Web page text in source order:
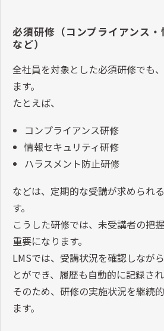
必須研修（コンプライアンス・
など）
全社員を対象とした必須研修でも
ます。
たとえば、
コンプライアンス研修
情報セキュリティ研修
ハラスメント防止研修
などは、定期的な受講が求められ
す。
こうした研修では、未受講者の把
重要になります。
LMSでは、受講状況を確認しなが
とができ、履歴も自動的に記録され
そのため、研修の実施状況を継続
ます。